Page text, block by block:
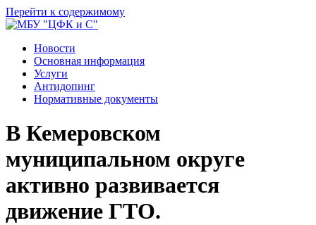
Перейти к содержимому
Новости
Основная информация
Услуги
Антидопинг
Нормативные документы
В Кемеровском
муниципальном округе
активно развивается
движение ГТО.